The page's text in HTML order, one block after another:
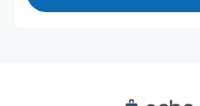
武蔵浦和駅周辺のおす